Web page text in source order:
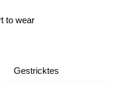
to wear
Gestricktes